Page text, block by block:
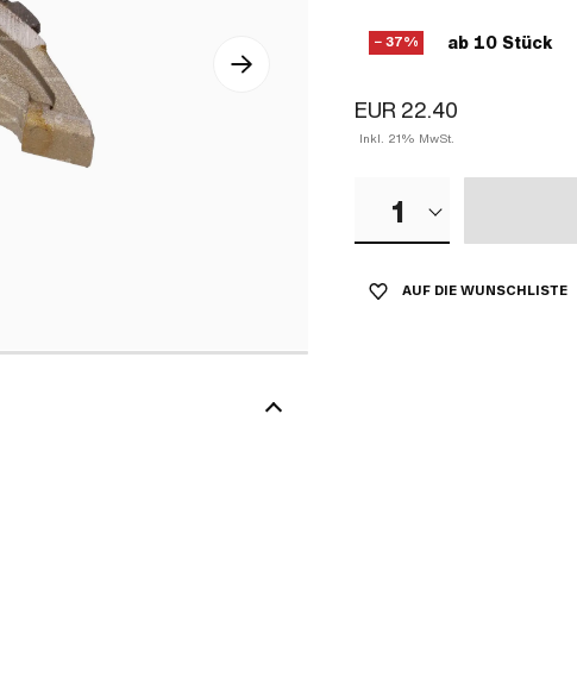
− 37% ab 10 Stück
EUR 22.40
Inkl. 21% MwSt.
1
AUF DIE WUNSCHLISTE